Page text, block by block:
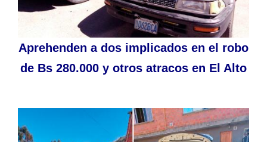
Aprehenden a dos implicados en el robo
de Bs 280.000 y otros atracos en El Alto